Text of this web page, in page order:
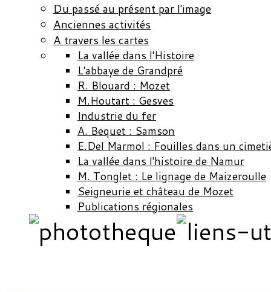
Du passé au présent par l'image
Anciennes activités
A travers les cartes
La vallée dans l'Histoire
L'abbaye de Grandpré
R. Blouard : Mozet
M.Houtart : Gesves
Industrie du fer
A. Bequet : Samson
E.Del Marmol : Fouilles dans un
La vallée dans l'histoire de Namur
M. Tonglet : Le lignage de Maizeroulle
Seigneurie et château de Mozet
Publications régionales